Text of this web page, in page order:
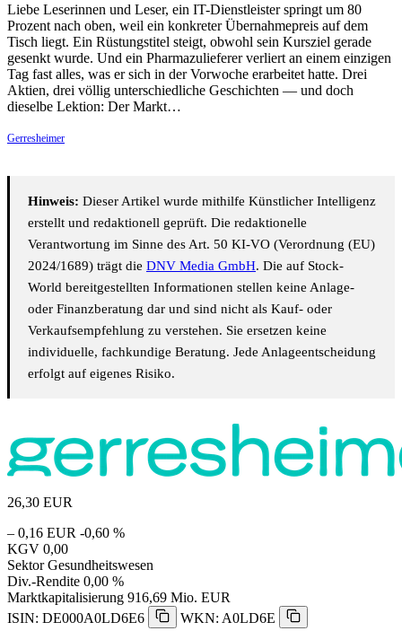
Liebe Leserinnen und Leser, ein IT-Dienstleister springt um 80
Prozent nach oben, weil ein konkreter Übernahmepreis auf dem
Tisch liegt. Ein Rüstungstitel steigt, obwohl sein Kursziel gerade
gesenkt wurde. Und ein Pharmazulieferer verliert an einem einzigen
Tag fast alles, was er sich in der Vorwoche erarbeitet hatte. Drei
Aktien, drei völlig unterschiedliche Geschichten — und doch
dieselbe Lektion: Der Markt…
Gerresheimer
Hinweis: Dieser Artikel wurde mithilfe Künstlicher Intelligenz
erstellt und redaktionell geprüft. Die redaktionelle
Verantwortung im Sinne des Art. 50 KI-VO (Verordnung (EU)
2024/1689) trägt die DNV Media GmbH. Die auf Stock-
World bereitgestellten Informationen stellen keine Anlage-
oder Finanzberatung dar und sind nicht als Kauf- oder
Verkaufsempfehlung zu verstehen. Sie ersetzen keine
individuelle, fachkundige Beratung. Jede Anlageentscheidung
erfolgt auf eigenes Risiko.
26,30 EUR
– 0,16 EUR -0,60 %
KGV 0,00
Sektor Gesundheitswesen
Div.-Rendite 0,00 %
Marktkapitalisierung 916,69 Mio. EUR
ISIN: DE000A0LD6E6
WKN: A0LD6E